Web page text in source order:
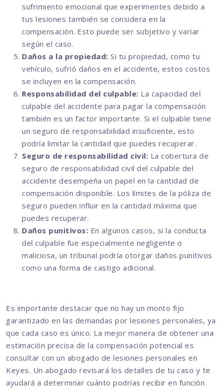
sufrimiento emocional que experimentes debido a
tus lesiones también se considera en la
compensación. Esto puede ser subjetivo y variar
según el caso.
Daños a la propiedad: Si tu propiedad, como tu
vehículo, sufrió daños en el accidente, estos costos
se incluyen en la compensación.
Responsabilidad del culpable: La capacidad del
culpable del accidente para pagar la compensación
también es un factor importante. Si el culpable tiene
un seguro de responsabilidad insuficiente, esto
podría limitar la cantidad que puedes recuperar.
Seguro de responsabilidad civil: La cobertura de
seguro de responsabilidad civil del culpable del
accidente desempeña un papel en la cantidad de
compensación disponible. Los límites de la póliza de
seguro pueden influir en la cantidad máxima que
puedes recuperar.
Daños punitivos: En algunos casos, si la conducta
del culpable fue especialmente negligente o
maliciosa, un tribunal podría otorgar daños punitivos
como una forma de castigo adicional.
Es importante destacar que no hay un monto fijo
garantizado en las demandas por lesiones personales, ya
que cada caso es único. La mejor manera de obtener una
estimación precisa de la compensación potencial es
consultar con un abogado de lesiones personales en
Keyes. Un abogado revisará los detalles de tu caso y te
ayudará a determinar cuánto podrías recibir en función